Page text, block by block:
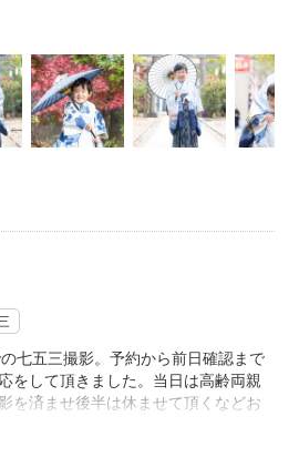
当日に納品していただき助かりまし
したいと思います。
七五三撮影。予約から前日確認まで
をして頂きました。当日は高齢両親
を済ませ後半は休ませて頂くなどお
たが、場所移動やポーズの指示など